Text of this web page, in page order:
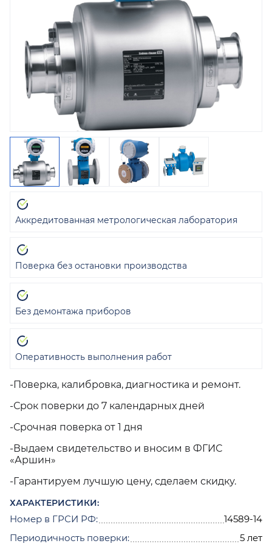
-Поверка, калибровка, диагностика и ремонт.
-Срок поверки до 7 календарных дней
-Срочная поверка от 1 дня
-Выдаем свидетельство и вносим в ФГИС
«Аршин»
-Гарантируем лучшую цену, сделаем скидку.
ХАРАКТЕРИСТИКИ:
Номер в ГРСИ РФ:
14589-14
Периодичность поверки:
5 лет
Аккредитованная метрологическая лаборатория
Поверка без остановки производства
Без демонтажа приборов
Оперативность выполнения работ